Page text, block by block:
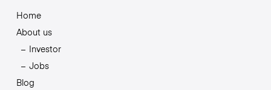
Home
About us
Investor
Jobs
Blog